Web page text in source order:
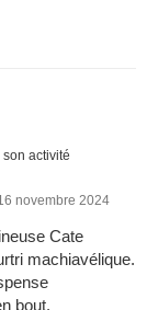
son activité
novembre 2024
Cate
machiavélique.
bout.